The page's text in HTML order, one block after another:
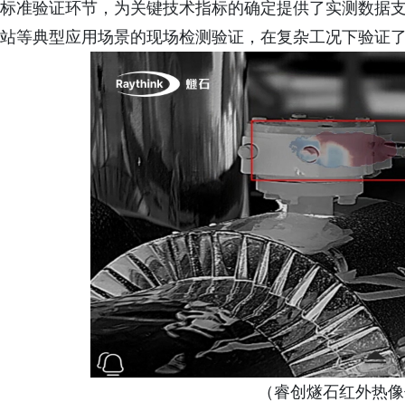
标准验证环节，为关键技术指标的确定提供了实测数据
站等典型应用场景的现场检测验证，在复杂工况下验证
（睿创燧石红外热